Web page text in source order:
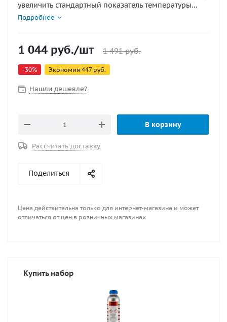
увеличить стандартный показатель температуры
деактивации с 60 до 120 °C, что важно для
Подробнее
1 044 руб./шт 1 491руб.
-30% Экономия 447руб.
Нашли дешевле?
В корзину
Рассчитать доставку
Поделиться
Цена действительна только для интернет-магазина и может
отличаться от цен в розничных магазинах
Купить набор